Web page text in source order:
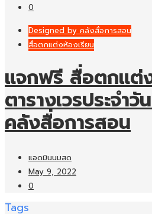
0
Designed by คลังสื่อการสอน
สื่อตกแต่งห้องเรียน
แจกฟรี สื่อตกแต่
ตารางเวรประจำ
คลังสื่อการสอน
แอดมินนมสด
May 9, 2022
0
Tags